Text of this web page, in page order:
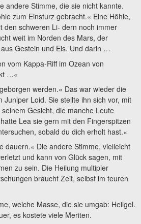
andere Stimme, die sie nicht kannte.
zum Einsturz gebracht.« Eine Höhle,
den schweren Li- dern noch immer
weit im Norden des Mars, der
Gestein und Eis. Und darin …
vom Kappa-Riff im Ozean von
…«
werden.« Das war wieder die
Juniper Loid. Sie stellte ihn sich vor, mit
Gesicht, die manche Leute
Lea sie gern mit den Fingerspitzen
sobald du dich erholt hast.«
dauern.« Die andere Stimme, vielleicht
und kann von Glück sagen, mit
zu sein. Die Heilung multipler
braucht Zeit, selbst im teuren
weiche Masse, die sie umgab: Heilgel.
es kostete viele Meriten.